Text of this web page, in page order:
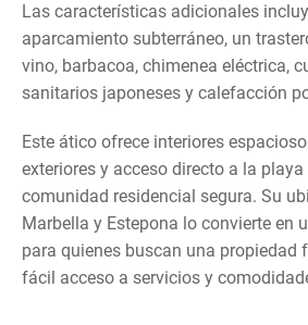
Las características adicionales
aparcamiento subterráneo, un
vino, barbacoa, chimenea eléctrica,
sanitarios japoneses y calefacción
Este ático ofrece interiores
exteriores y acceso directo a la
comunidad residencial segura. Su
Marbella y Estepona lo convierte en
para quienes buscan una propiedad
fácil acceso a servicios y